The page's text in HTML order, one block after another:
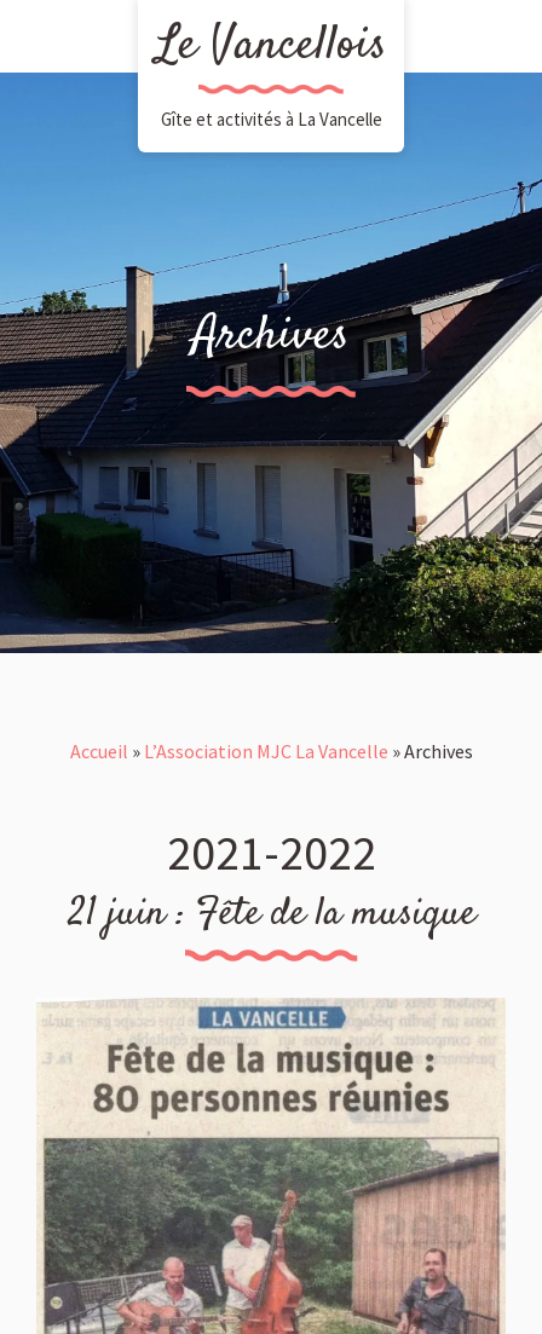
Le Vancellois
Gîte et activités à La Vancelle
Archives
Accueil » L’Association MJC La Vancelle »Archives
2021-2022
21 juin : Fête de la musique